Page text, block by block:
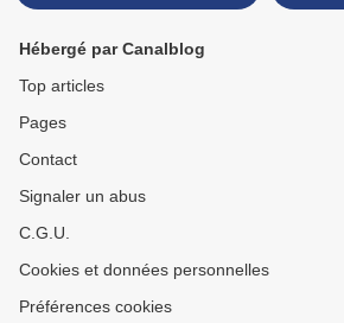
Hébergé par Canalblog
Top articles
Pages
Contact
Signaler un abus
C.G.U.
Cookies et données personnelles
Préférences cookies